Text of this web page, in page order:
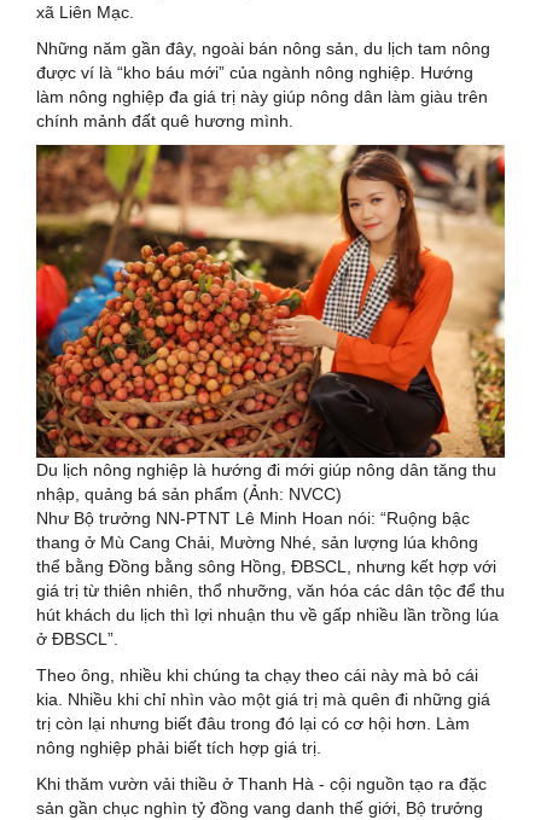
xã Liên Mạc.
Những năm gần đây, ngoài bán nông sản, du lịch tam nông
được ví là “kho báu mới” của ngành nông nghiệp. Hướng
làm nông nghiệp đa giá trị này giúp nông dân làm giàu trên
chính mảnh đất quê hương mình.
Du lịch nông nghiệp là hướng đi mới giúp nông dân tăng thu
nhập, quảng bá sản phẩm (Ảnh: NVCC)
Như Bộ trưởng NN-PTNT Lê Minh Hoan nói: “Ruộng bậc
thang ở Mù Cang Chải, Mường Nhé, sản lượng lúa không
thể bằng Đồng bằng sông Hồng, ĐBSCL, nhưng kết hợp với
giá trị từ thiên nhiên, thổ nhưỡng, văn hóa các dân tộc để thu
hút khách du lịch thì lợi nhuận thu về gấp nhiều lần trồng lúa
ở ĐBSCL”.
Theo ông, nhiều khi chúng ta chạy theo cái này mà bỏ cái
kia. Nhiều khi chỉ nhìn vào một giá trị mà quên đi những giá
trị còn lại nhưng biết đâu trong đó lại có cơ hội hơn. Làm
nông nghiệp phải biết tích hợp giá trị.
Khi thăm vườn vải thiều ở Thanh Hà - cội nguồn tạo ra đặc
sản gần chục nghìn tỷ đồng vang danh thế giới, Bộ trưởng